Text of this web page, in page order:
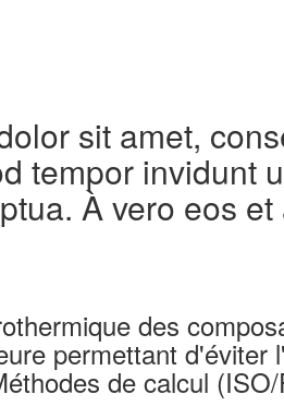
sit amet,
tempor invidunt
À vero eos
des
permettant
de calcul